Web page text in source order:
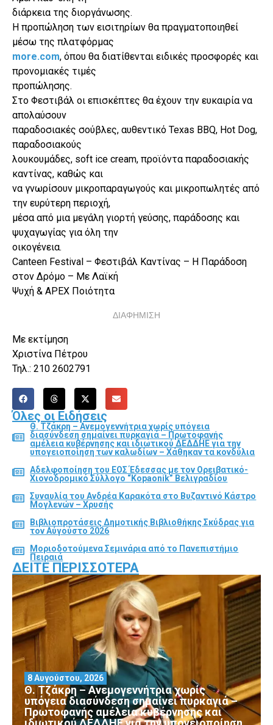
διάρκεια της διοργάνωσης.
Η προπώληση των εισιτηρίων θα πραγματοποιηθεί
μέσω της πλατφόρμας
more.com, όπου θα διατίθενται ειδικές προσφορές και
προνομιακές τιμές
προπώλησης.
Στο Φεστιβάλ οι επισκέπτες θα έχουν την ευκαιρία να
απολαύσουν
παραδοσιακές σούβλες, αυθεντικό Texas BBQ, Hot Dog,
παραδοσιακούς
λουκουμάδες, soft ice cream, προϊόντα παραδοσιακής
καντίνας, καθώς και
να γνωρίσουν μικροπαραγωγούς και μικροπωλητές από
την ευρύτερη περιοχή,
μέσα από μια μεγάλη γιορτή γεύσης, παράδοσης και
ψυχαγωγίας για όλη την
οικογένεια.
Canteen Festival – Φεστιβάλ Καντίνας – Η Παράδοση
στον Δρόμο – Με Λαϊκή
Ψυχή & APEX Ποιότητα
ΔΙΑΦΗΜΙΣΗ
Με εκτίμηση
Χριστίνα Πέτρου
Τηλ.: 210 2602791
Όλες οι Ειδήσεις
Θ. Τζάκρη – Ανεμογεννήτρια χωρίς υπόγεια
διασύνδεση σημαίνει πυρκαγιά – Πρωτοφανής
αμέλεια κυβέρνησης και ιδιωτικού ΔΕΔΔΗΕ για την
υπογειοποίηση των καλωδίων – Χάθηκαν τα κονδύλια
Αδελφοποίηση του ΕΟΣ Έδεσσας με τον Ορειβατικό-
Χιονοδρομικό Σύλλογο “Kopaonik” Βελιγραδίου
Συναυλία του Ανδρέα Καρακότα στο Βυζαντινό Κάστρο
Μογλενών – Χρυσής
Βιβλιοπροτάσεις Δημοτικής Βιβλιοθήκης Σκύδρας για
τον Αύγούστο 2026
Μοριοδοτούμενα Σεμινάρια από το Πανεπιστήμιο
Πειραιά
ΔΕΊΤΕ ΠΕΡΙΣΣΌΤΕΡΑ
Θ. Τζάκρη – Ανεμογεννήτρια χωρίς
υπόγεια διασύνδεση σημαίνει πυρκαγιά –
Πρωτοφανής αμέλεια κυβέρνησης και
8 Αυγούστου, 2026